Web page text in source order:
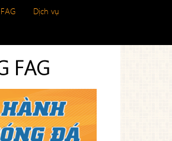
FAG
Dịch vụ
FAG